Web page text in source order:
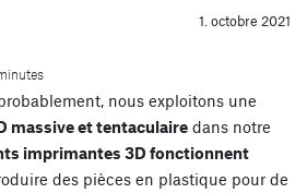
1. octobre 2021
nous exploitons une
massive et tentaculaire dans notre
imprimantes 3D fonctionnent
des pièces en plastique pour de